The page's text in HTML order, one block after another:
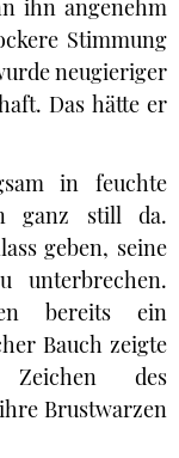
ihn angenehm
Stimmung
neugieriger
Das hätte er
in feuchte
ganz still da.
geben, seine
unterbrechen.
bereits ein
Bauch zeigte
Zeichen des
Brustwarzen